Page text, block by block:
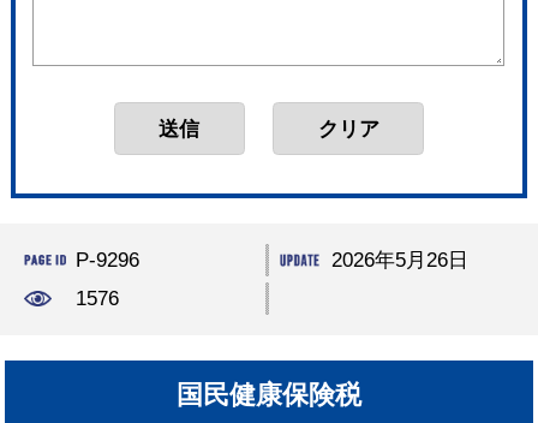
P-9296
2026年5月26日
1576
国民健康保険税